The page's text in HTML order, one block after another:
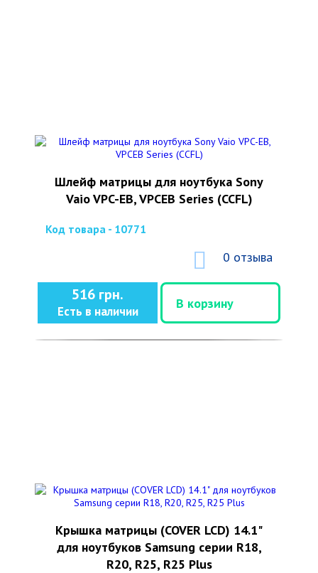
Шлейф матрицы для ноутбука Sony
Vaio VPC-EB, VPCEB Series (CCFL)
Код товара - 10771
0 отзыва
516 грн.
Есть в наличии
В корзину
Kрышка матрицы (COVER LCD) 14.1"
для ноутбуков Samsung серии R18,
R20, R25, R25 Plus